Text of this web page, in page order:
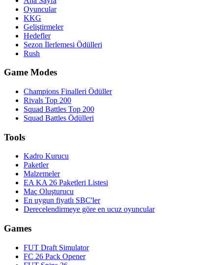
Oyuncular
KKG
Geliştirmeler
Hedefler
Sezon İlerlemesi Ödülleri
Rush
Game Modes
Champions Finalleri Ödüller
Rivals Top 200
Squad Battles Top 200
Squad Battles Ödülleri
Tools
Kadro Kurucu
Paketler
Malzemeler
EA KA 26 Paketleri Listesi
Maç Oluşturucu
En uygun fiyatlı SBC'ler
Derecelendirmeye göre en ucuz oyuncular
Games
FUT Draft Simulator
FC 26 Pack Opener